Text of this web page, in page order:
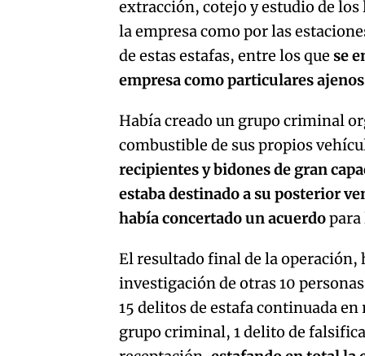
extracción, cotejo y estudio de
la empresa como por las
de estas estafas, entre los que se
empresa como particulares
Había creado un grupo criminal
combustible de sus propios
recipientes y bidones de gran
estaba destinado a su posterior
había concertado un acuerdo
El resultado final de la
investigación de otras 10
15 delitos de estafa continuada
grupo criminal, 1 delito de